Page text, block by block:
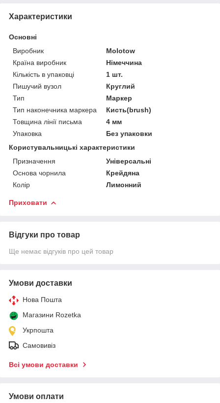
Характеристики
Основні
Виробник
Molotow
Країна виробник
Німеччина
Кількість в упаковці
1 шт.
Пишучий вузол
Круглий
Тип
Маркер
Тип наконечника маркера
Кисть(brush)
Товщина лінії письма
4 мм
Упаковка
Без упаковки
Користувальницькі характеристики
Призначення
Універсальні
Основа чорнила
Крейдяна
Колір
Лимонний
Приховати
Відгуки про товар
Ще немає відгуків про цей товар
Умови доставки
Нова Пошта
Магазини Rozetka
Укрпошта
Самовивіз
Всі умови доставки
Умови оплати